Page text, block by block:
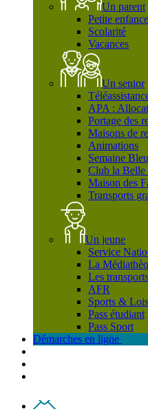
Un parent
Petite enfance
Scolarité
Vacances
Un senior
APA :
Portage des
Maisons de
Animations
Semaine
Club la Belle
Maison des
Transports
Un jeune
Service
La
Les transports
AFR
Sports &
Pass étudiant
Pass Sport
Démarches en ligne
Contact